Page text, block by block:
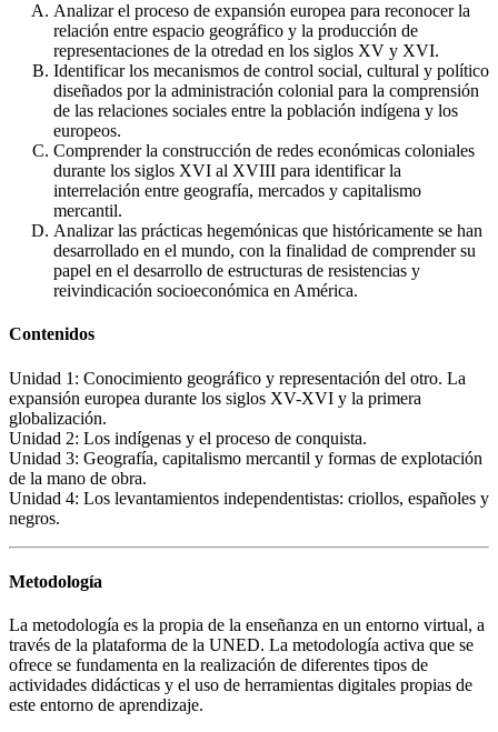
Analizar el proceso de expansión europea para reconocer la
relación entre espacio geográfico y la producción de
representaciones de la otredad en los siglos XV y XVI.
Identificar los mecanismos de control social, cultural y político
diseñados por la administración colonial para la comprensión
de las relaciones sociales entre la población indígena y los
europeos.
Comprender la construcción de redes económicas coloniales
durante los siglos XVI al XVIII para identificar la
interrelación entre geografía, mercados y capitalismo
mercantil.
Analizar las prácticas hegemónicas que históricamente se han
desarrollado en el mundo, con la finalidad de comprender su
papel en el desarrollo de estructuras de resistencias y
reivindicación socioeconómica en América.
Contenidos
Unidad 1: Conocimiento geográfico y representación del otro. La
expansión europea durante los siglos XV-XVI y la primera
globalización.
Unidad 2: Los indígenas y el proceso de conquista.
Unidad 3: Geografía, capitalismo mercantil y formas de explotación
de la mano de obra.
Unidad 4: Los levantamientos independentistas: criollos, españoles y
negros.
Metodología
La metodología es la propia de la enseñanza en un entorno virtual, a
través de la plataforma de la UNED. La metodología activa que se
ofrece se fundamenta en la realización de diferentes tipos de
actividades didácticas y el uso de herramientas digitales propias de
este entorno de aprendizaje.